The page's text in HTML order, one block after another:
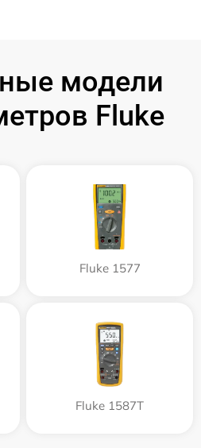
модели
Fluke
Fluke 1577
Fluke 1587T